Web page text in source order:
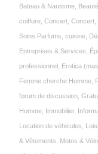
Bateau & Nautisme,
coiffure, Concert, Concert,
Soins Parfums cuisine,
Entreprises & Services
professionnel Erotica
Femme cherche Homme,
forum de discussion,
Homme, Immobilier,
Location de véhicules
& Vêtements Motos &